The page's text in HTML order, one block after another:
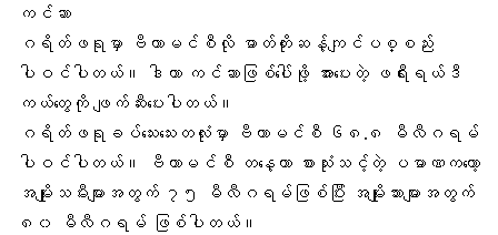
ကင်ဆာ
ဂရိတ်ဖရုမှာ ဗီတာမင်စီလို ဓာတ်တိုးဆန့်ကျင်ပစ္စည်း
ပါဝင်ပါတယ်။ ဒါဟာ ကင်ဆာဖြစ်ပေါ်ဖို့ အားပေးတဲ့ ဖရီးရယ်ဒီ
ကယ်တွေကို ဖျက်ဆီးပေးပါတယ်။
ဂရိတ်ဖရုခပ်သေးသေးတလုံးမှာ ဗီတာမင်စီ ၆၈.၈ မီလီဂရမ်
ပါဝင်ပါတယ်။ ဗီတာမင်စီ တနေ့တာ စားသုံးသင့်တဲ့ ပမာဏကတော့
အမျိုးသမီးများအတွက် ၇၅ မီလီဂရမ်ဖြစ်ပြီး အမျိုးသားများအတွက်
၈၀ မီလီဂရမ် ဖြစ်ပါတယ်။